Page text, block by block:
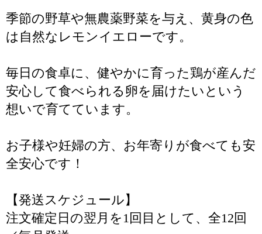
季節の野草や無農薬野菜を与え、黄身の色
は自然なレモンイエローです。
毎日の食卓に、健やかに育った鶏が産んだ
安心して食べられる卵を届けたいという
想いで育てています。
お子様や妊婦の方、お年寄りが食べても安
全安心です！
【発送スケジュール】
注文確定日の翌月を1回目として、全12回